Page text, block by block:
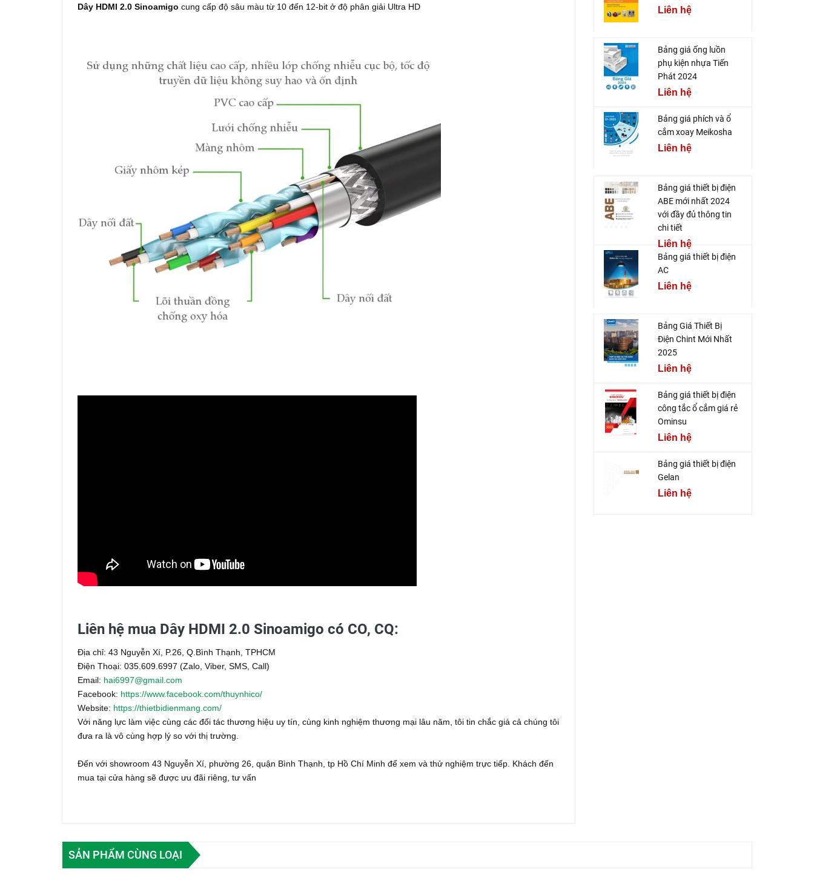
Dây HDMI 2.0 Sinoamigo cung cấp độ sâu màu từ 10 đến 12-bit ở độ phân giải Ultra HD
Liên hệ mua Dây HDMI 2.0 Sinoamigo có CO, CQ:
Địa chỉ: 43 Nguyễn Xí, P.26, Q.Bình Thạnh, TPHCM
Điện Thoại: 035.609.6997 (Zalo, Viber, SMS, Call)
Email: hai6997@gmail.com
Facebook: https://www.facebook.com/thuynhico/
Website: https://thietbidienmang.com/
Với năng lực làm việc cùng các đối tác thương hiệu uy tín, cùng kinh nghiệm thương mại lâu năm, tôi tin chắc giá cả chúng tôi
đưa ra là vô cùng hợp lý so với thị trường.
Đến với showroom 43 Nguyễn Xí, phường 26, quận Bình Thạnh, tp Hồ Chí Minh để xem và thử nghiệm trực tiếp. Khách đến
mua tại cửa hàng sẽ được ưu đãi riêng, tư vấn
Liên hệ
Bảng giá ống luồn
phụ kiện nhựa Tiến
Phát 2024
Liên hệ
Bảng giá phích và ổ
cắm xoay Meikosha
Liên hệ
Bảng giá thiết bị điện
ABE mới nhất 2024
với đầy đủ thông tin
chi tiết
Liên hệ
Bảng giá thiết bị điện
AC
Liên hệ
Bảng Giá Thiết Bị
Điện Chint Mới Nhất
2025
Liên hệ
Bảng giá thiết bị điện
công tắc ổ cắm giá rẻ
Ominsu
Liên hệ
Bảng giá thiết bị điện
Gelan
Liên hệ
SẢN PHẨM CÙNG LOẠI